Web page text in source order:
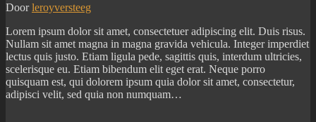
Door leroyversteeg
Lorem ipsum dolor sit amet, consectetuer adipiscing elit. Duis risus.
Nullam sit amet magna in magna gravida vehicula. Integer imperdiet
lectus quis justo. Etiam ligula pede, sagittis quis, interdum ultricies,
scelerisque eu. Etiam bibendum elit eget erat. Neque porro
quisquam est, qui dolorem ipsum quia dolor sit amet, consectetur,
adipisci velit, sed quia non numquam…